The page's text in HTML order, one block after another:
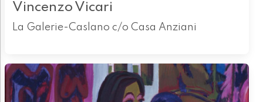
Vincenzo Vicari
La Galerie-Caslano c/o Casa Anziani